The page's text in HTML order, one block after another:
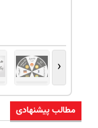
‹
مطالب پیشنهادی